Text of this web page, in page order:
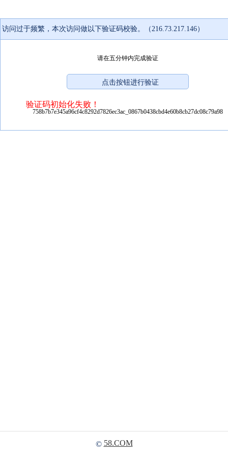
访问过于频繁，本次访问做以下验证码校验。（216.73.217.146）
请在五分钟内完成验证
验证码初始化失败！
758b7b7e345a96cf4c8292d7826ec3ac_0867b0438cbd4e60b8cb27dc08c79a98
© 58.COM